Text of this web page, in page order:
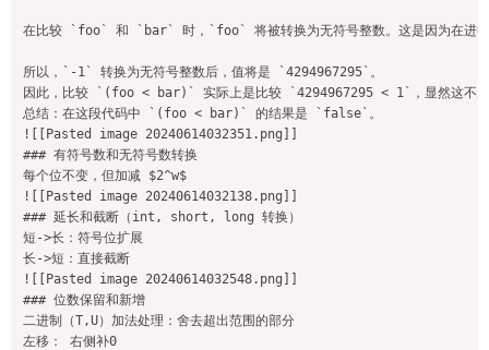
在比较 `foo` 和 `bar` 时，`foo` 将被转换为无符号整数。这是因为在进行
所以，`-1` 转换为无符号整数后，值将是 `4294967295`。
因此，比较 `(foo < bar)` 实际上是比较 `4294967295 < 1`，显然这不
总结：在这段代码中 `(foo < bar)` 的结果是 `false`。
![[Pasted image 20240614032351.png]]
### 有符号数和无符号数转换
每个位不变，但加减 $2^w$
![[Pasted image 20240614032138.png]]
### 延长和截断（int, short, long 转换）
短->长：符号位扩展
长->短：直接截断
![[Pasted image 20240614032548.png]]
### 位数保留和新增
二进制（T,U）加法处理：舍去超出范围的部分
左移： 右侧补0